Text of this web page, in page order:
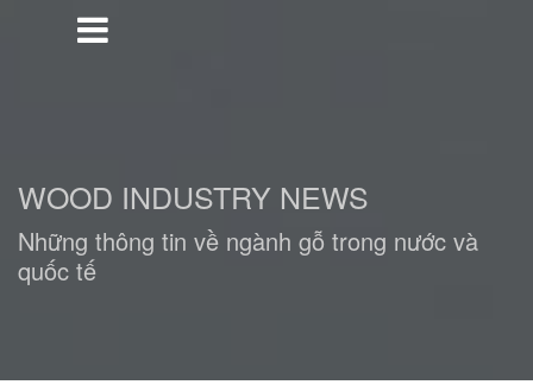
WOOD INDUSTRY NEWS
Những thông tin về ngành gỗ trong nước và
quốc tế